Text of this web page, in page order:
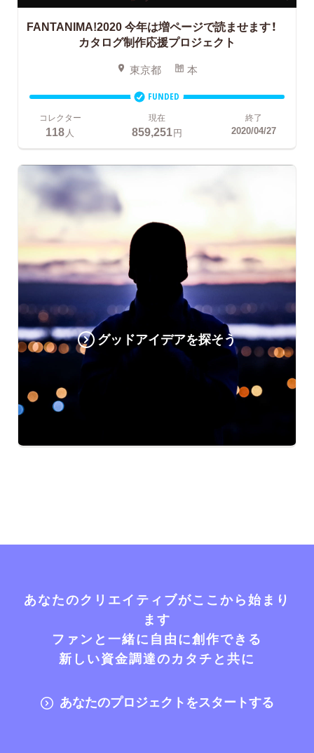
FANTANIMA!2020今年は増ページで読ませます！
カタログ制作応援プロジェクト
東京都 本
FUNDED
コレクター
118 人
現在
859,251円
終了
2020/04/27
グッドアイデアを探そう
あなたのクリエイティブがここから始まり
ます
ファンと一緒に自由に創作できる
新しい資金調達のカタチと共に
あなたのプロジェクトをスタートする